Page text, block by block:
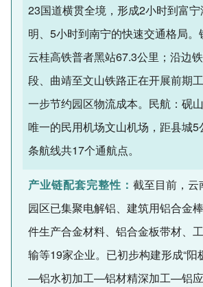
23国道横贯全境，形成2小时到富
明、5小时到南宁的快速交通格局。
云桂高铁普者黑站67.3公里；沿边
段、曲靖至文山铁路正在开展前期
一步节约园区物流成本。民航：砚
唯一的民用机场文山机场，距县城
条航线共17个通航点。
产业链配套完整性： 截至目前，云
园区已集聚电解铝、建筑用铝合金
件生产合金材料、铝合金板带材、
输等19家企业。已初步构建形成“
—铝水初加工—铝材精深加工—铝